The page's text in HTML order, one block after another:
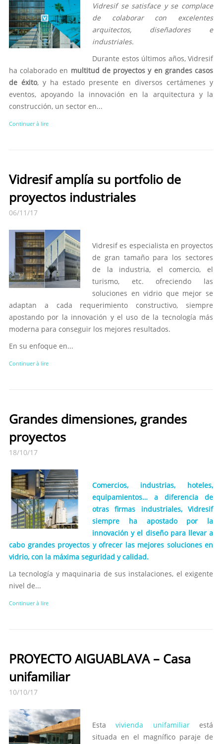
Vidresif se satisface y se complace
de colaborar con excelentes
arquitectos, diseñadores e
industriales.
Durante estos últimos años, Vidresif
ha colaborado en multitud de proyectos y en grandes casos
de éxito, y ha estado presente en diversos certámenes y
eventos, apoyando la innovación en la arquitectura y la
construcción, un sector en...
Continuer à lire
Vidresif amplía su portfolio de
proyectos industriales
06/11/17
Vidresif es especialista en proyectos
de gran tamaño para los sectores
de la industria, el comercio, el
turismo, etc. ofreciendo las
soluciones en vidrio que mejor se
adaptan a cada requerimiento constructivo, siempre
apostando por la innovación y el uso de la tecnología más
moderna para conseguir los mejores resultados.
En su enfoque en...
Continuer à lire
Grandes dimensiones, grandes
proyectos
18/10/17
Comercios, industrias, hoteles,
equipamientos… a diferencia de
otras firmas industriales, Vidresif
siempre ha apostado por la
innovación y el diseño para llevar a
cabo grandes proyectos y ofrecer las mejores soluciones en
vidrio, con la máxima seguridad y calidad.
La tecnología y maquinaria de sus instalaciones, el exigente
nivel de...
Continuer à lire
PROYECTO AIGUABLAVA – Casa
unifamiliar
10/10/17
Estavivienda unifamiliarestá
situada en el magnífico paraje de